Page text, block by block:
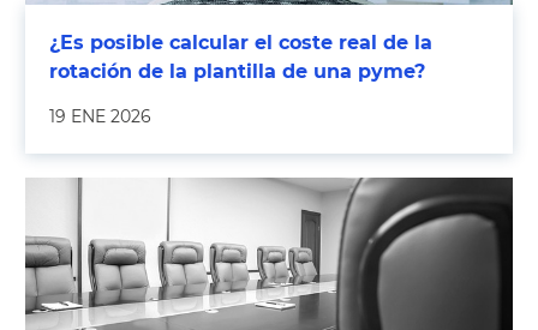
¿Es posible calcular el coste real de la
rotación de la plantilla de una pyme?
19 ENE 2026